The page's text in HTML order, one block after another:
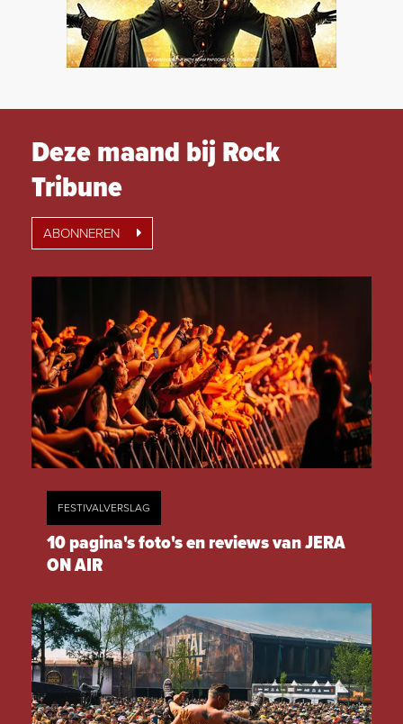
Deze maand bij Rock
Tribune
ABONNEREN
FESTIVALVERSLAG
10 pagina's foto's en reviews van JERA
ON AIR